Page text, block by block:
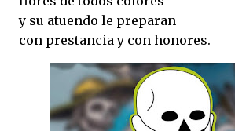
y su atuendo le preparan
con prestancia y con honores.